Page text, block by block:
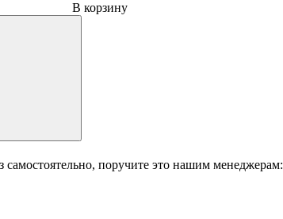
В корзину
самостоятельно, поручите это нашим менеджерам: